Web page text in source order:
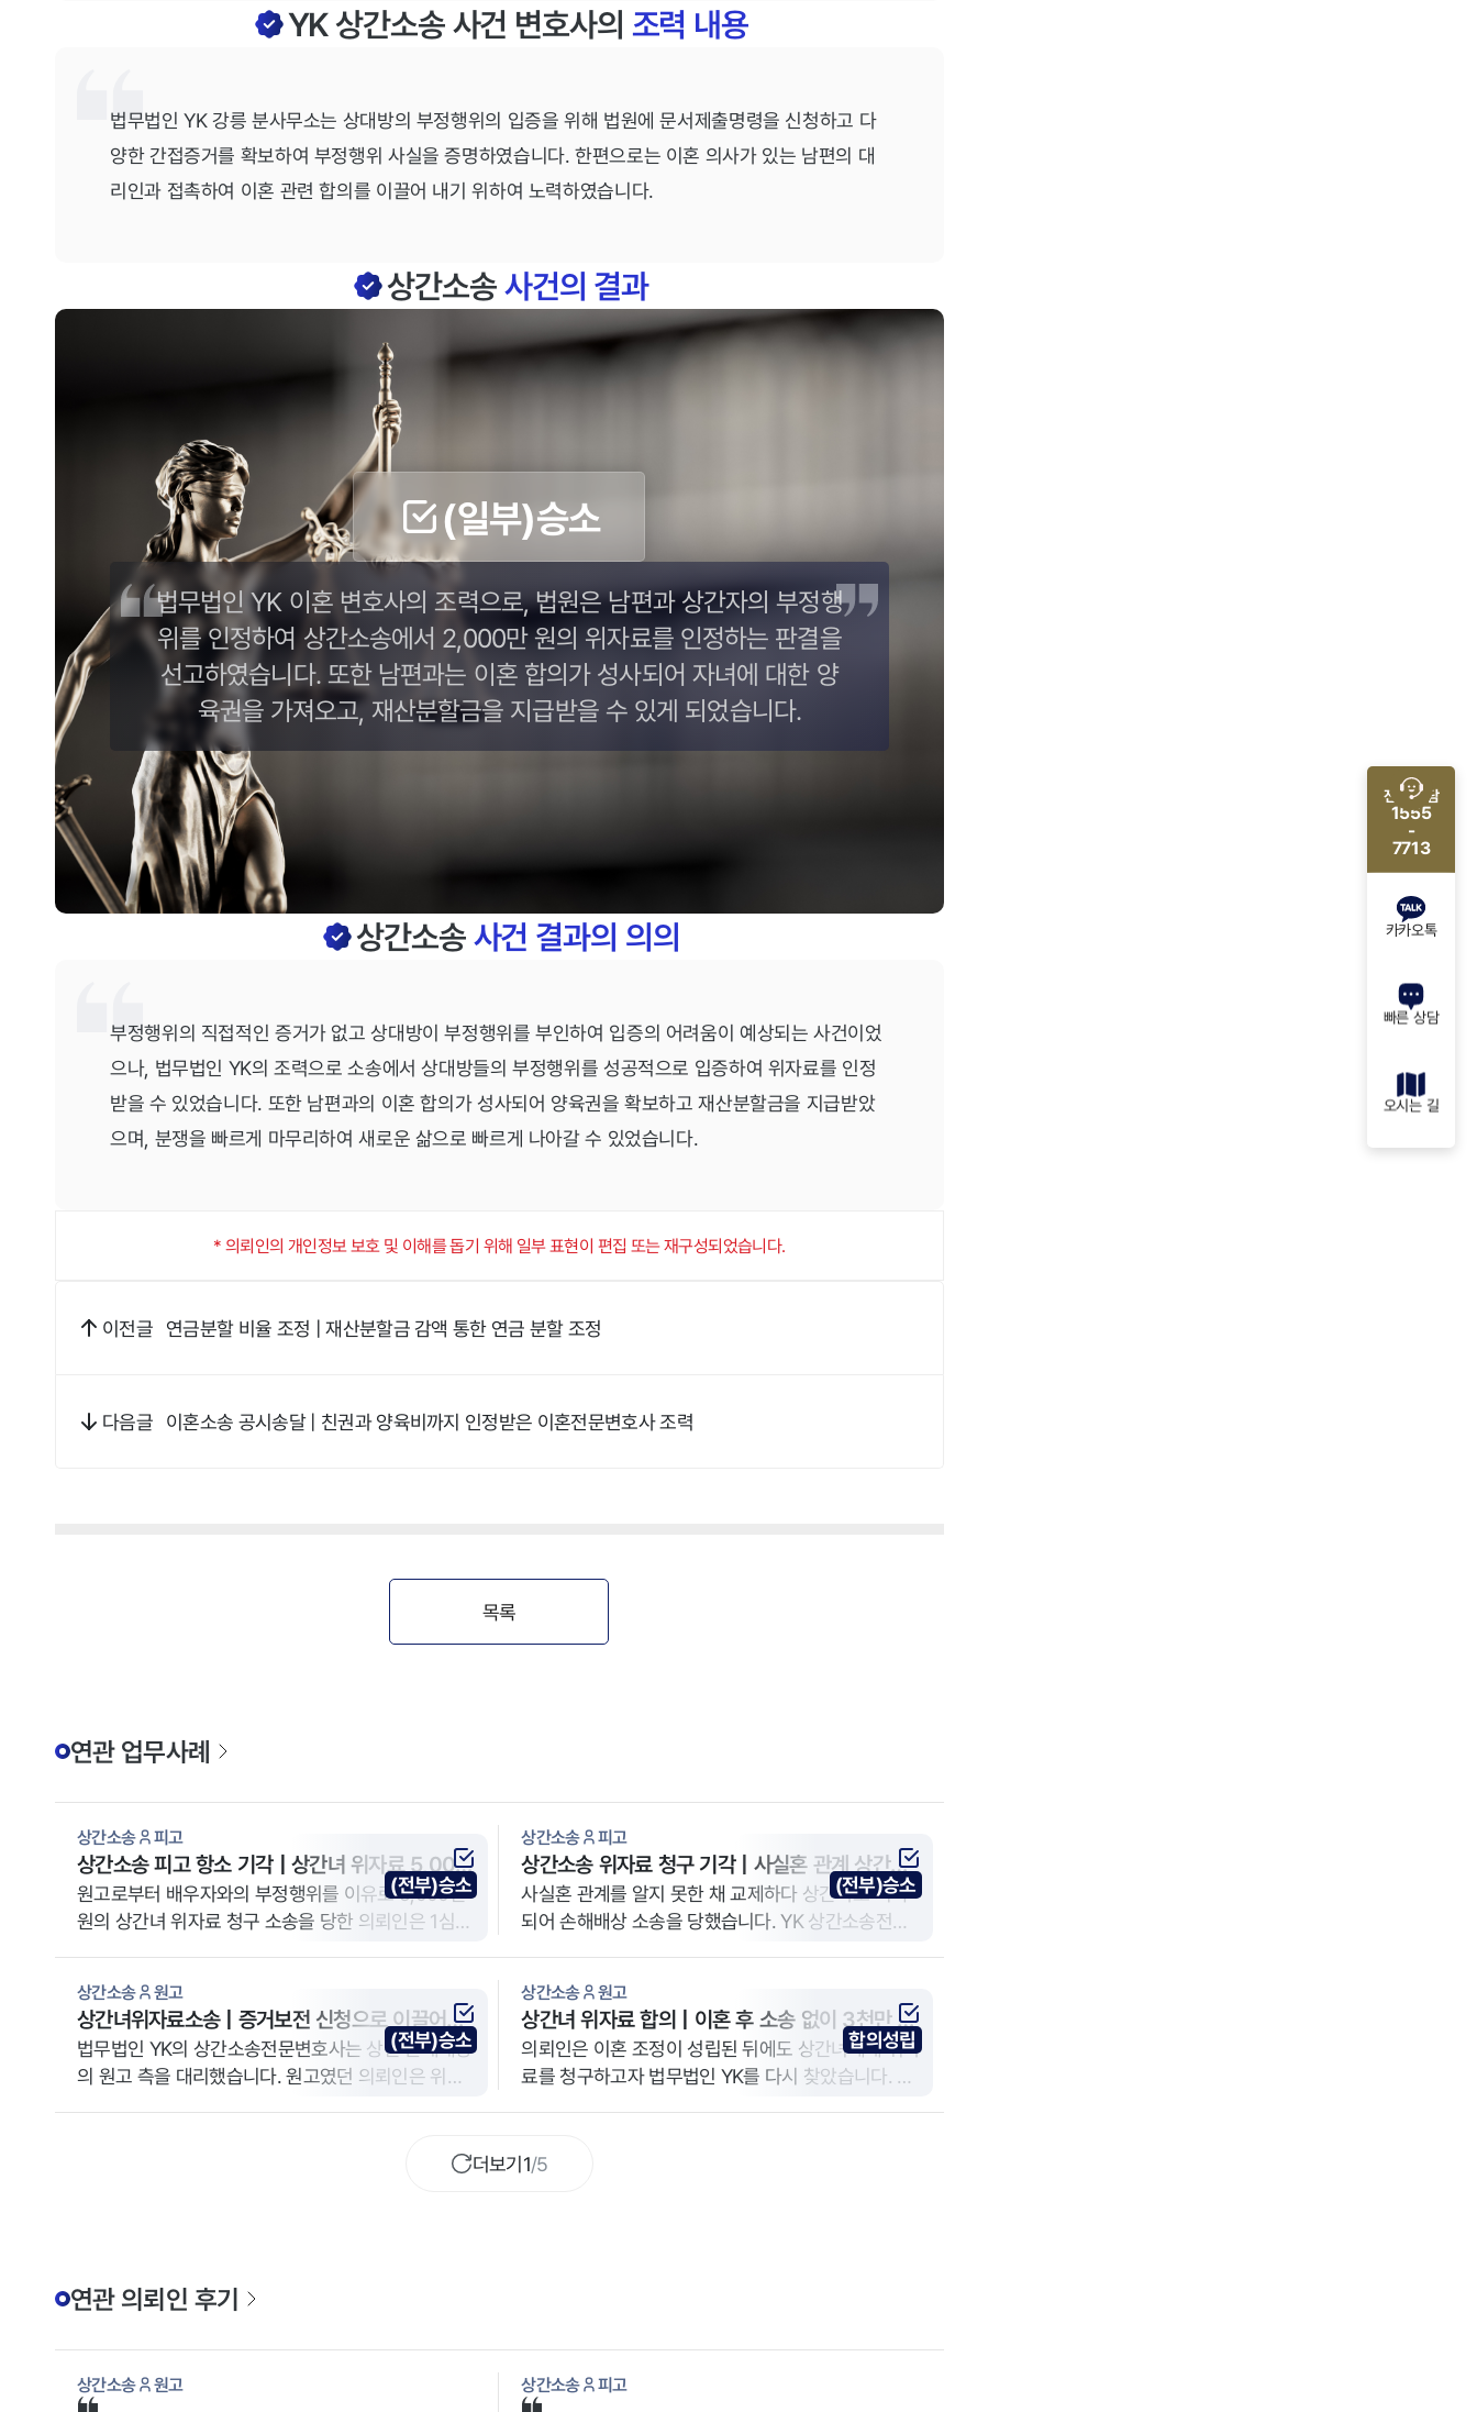
전화 상담
1555
-
7713
카카오톡
빠른 상담
오시는 길
YK 상간소송 사건 변호사의 조력 내용
법무법인 YK 강릉 분사무소는 상대방의 부정행위의 입증을 위해 법원에 문서제출명령을 신청하고 다
양한 간접증거를 확보하여 부정행위 사실을 증명하였습니다. 한편으로는 이혼 의사가 있는 남편의 대
리인과 접촉하여 이혼 관련 합의를 이끌어 내기 위하여 노력하였습니다.
상간소송사건의 결과
(일부)승소
법무법인 YK 이혼 변호사의 조력으로, 법원은 남편과 상간자의 부정행
위를 인정하여 상간소송에서 2,000만 원의 위자료를 인정하는 판결을
선고하였습니다. 또한 남편과는 이혼 합의가 성사되어 자녀에 대한 양
육권을 가져오고, 재산분할금을 지급받을 수 있게 되었습니다.
상간소송사건 결과의 의의
부정행위의 직접적인 증거가 없고 상대방이 부정행위를 부인하여 입증의 어려움이 예상되는 사건이었
으나, 법무법인 YK의 조력으로 소송에서 상대방들의 부정행위를 성공적으로 입증하여 위자료를 인정
받을 수 있었습니다. 또한 남편과의 이혼 합의가 성사되어 양육권을 확보하고 재산분할금을 지급받았
으며, 분쟁을 빠르게 마무리하여 새로운 삶으로 빠르게 나아갈 수 있었습니다.
* 의뢰인의 개인정보 보호 및 이해를 돕기 위해 일부 표현이 편집 또는 재구성되었습니다.
이전글 연금분할 비율 조정 | 재산분할금 감액 통한 연금 분할 조정
다음글 이혼소송 공시송달 | 친권과 양육비까지 인정받은 이혼전문변호사 조력
목록
연관 업무사례
상간소송 피고
상간소송 피고 항소 기각 | 상간녀 위자료 5,000
만 원 청구 방어 사례
원고로부터 배우자와의 부정행위를 이유로 5,000만
원의 상간녀 위자료 청구 소송을 당한 의뢰인은 1심에
반박으로 항소를 기각하고 1심 판결을 확정했습니다.
(전부)승소
상간소송 피고
상간소송 위자료 청구 기각 | 사실혼 관계 상간녀
위자료 전부 기각 사례
사실혼 관계를 알지 못한 채 교제하다 상간자로 지목
되어 손해배상 소송을 당했습니다. YK 상간소송전문
구가 전부 기각되었습니다.
(전부)승소
상간소송 원고
상간녀위자료소송 | 증거보전 신청으로 이끌어낸
4천만 원 전액 인용 사례
법무법인 YK의 상간소송전문변호사는 상간 손해배상
의 원고 측을 대리했습니다. 원고였던 의뢰인은 위자
(전부)승소
상간소송 원고
상간녀 위자료 합의 | 이혼 후 소송 없이 3천만 원
지급 받은 사례
의뢰인은 이혼 조정이 성립된 뒤에도 상간녀에게 위자
료를 청구하고자 법무법인 YK를 다시 찾았습니다. 상
3000만 원을 이끌어냈습니다.
합의성립
더보기1/5
연관 의뢰인 후기
상간소송 원고 상간소송 피고